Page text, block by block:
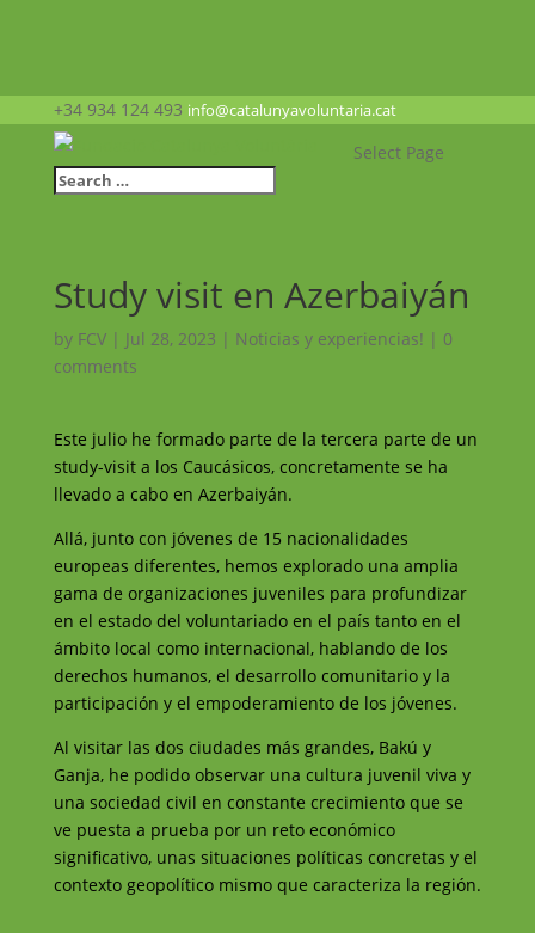
+34 934 124 493 info@catalunyavoluntaria.cat
Select Page
Study visit en Azerbaiyán
by FCV| Jul 28, 2023 | Noticias y experiencias! | 0
comments
Este julio he formado parte de la tercera parte de un
study-visit a los Caucásicos, concretamente se ha
llevado a cabo en Azerbaiyán.
Allá, junto con jóvenes de 15 nacionalidades
europeas diferentes, hemos explorado una amplia
gama de organizaciones juveniles para profundizar
en el estado del voluntariado en el país tanto en el
ámbito local como internacional, hablando de los
derechos humanos, el desarrollo comunitario y la
participación y el empoderamiento de los jóvenes.
Al visitar las dos ciudades más grandes, Bakú y
Ganja, he podido observar una cultura juvenil viva y
una sociedad civil en constante crecimiento que se
ve puesta a prueba por un reto económico
significativo, unas situaciones políticas concretas y el
contexto geopolítico mismo que caracteriza la región.